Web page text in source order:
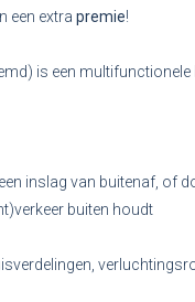
een extra premie!
is een
inslag van buitenaf, of
buiten houdt